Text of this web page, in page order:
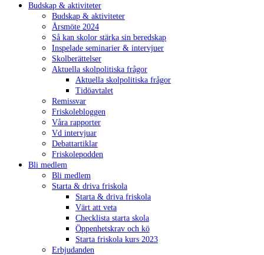
Budskap & aktiviteter
Budskap & aktiviteter
Årsmöte 2024
Så kan skolor stärka sin beredskap
Inspelade seminarier & intervjuer
Skolberättelser
Aktuella skolpolitiska frågor
Aktuella skolpolitiska frågor
Tidöavtalet
Remissvar
Friskolebloggen
Våra rapporter
Vd intervjuar
Debattartiklar
Friskolepodden
Bli medlem
Bli medlem
Starta & driva friskola
Starta & driva friskola
Värt att veta
Checklista starta skola
Öppenhetskrav och kö
Starta friskola kurs 2023
Erbjudanden